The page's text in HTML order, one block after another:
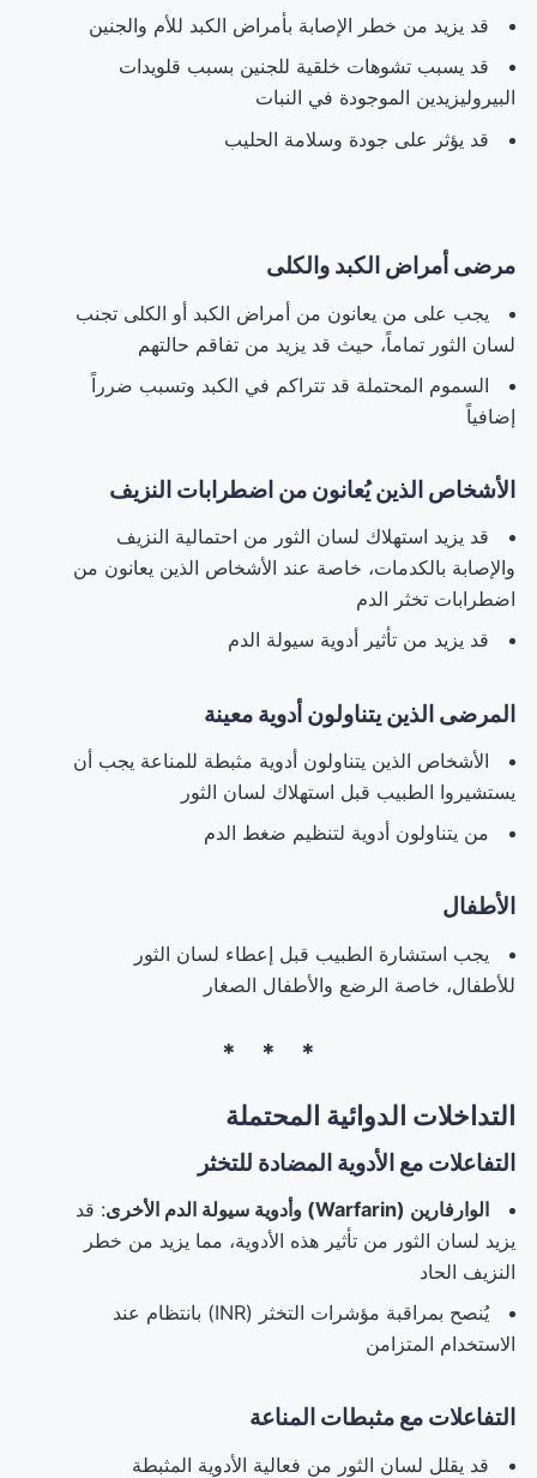
قد يزيد من خطر الإصابة بأمراض الكبد للأم والجنين
قد يسبب تشوهات خلقية للجنين بسبب قلويدات
البيروليزيدين الموجودة في النبات
قد يؤثر على جودة وسلامة الحليب
مرضى أمراض الكبد والكلى
يجب على من يعانون من أمراض الكبد أو الكلى تجنب
لسان الثور تماماً، حيث قد يزيد من تفاقم حالتهم
السموم المحتملة قد تتراكم في الكبد وتسبب ضرراً
إضافياً
الأشخاص الذين يُعانون من اضطرابات النزيف
قد يزيد استهلاك لسان الثور من احتمالية النزيف
والإصابة بالكدمات، خاصة عند الأشخاص الذين يعانون من
اضطرابات تخثر الدم
قد يزيد من تأثير أدوية سيولة الدم
المرضى الذين يتناولون أدوية معينة
الأشخاص الذين يتناولون أدوية مثبطة للمناعة يجب أن
يستشيروا الطبيب قبل استهلاك لسان الثور
من يتناولون أدوية لتنظيم ضغط الدم
الأطفال
يجب استشارة الطبيب قبل إعطاء لسان الثور
للأطفال، خاصة الرضع والأطفال الصغار
التداخلات الدوائية المحتملة
التفاعلات مع الأدوية المضادة للتخثر
الوارفارين (Warfarin) وأدوية سيولة الدم الأخرى
: قد
يزيد لسان الثور من تأثير هذه الأدوية، مما يزيد من خطر
النزيف الحاد
يُنصح بمراقبة مؤشرات التخثر (INR) بانتظام عند
الاستخدام المتزامن
التفاعلات مع مثبطات المناعة
قد يقلل لسان الثور من فعالية الأدوية المثبطة